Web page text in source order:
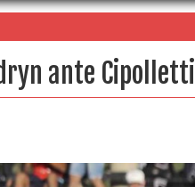
ante Cipolletti